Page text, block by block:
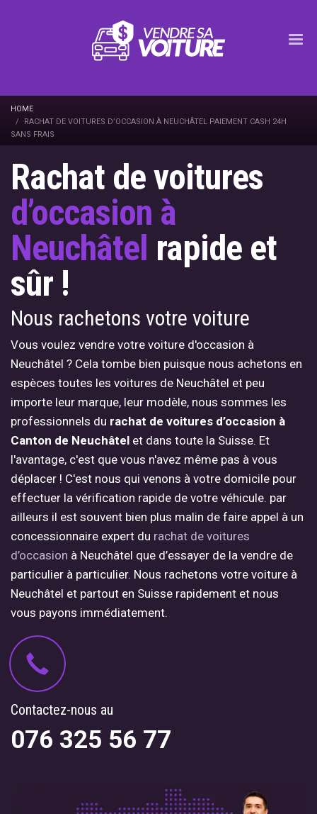
HOME
RACHAT DE VOITURES D’OCCASION À NEUCHÂTEL PAIEMENT CASH 24H
SANS FRAIS‎
Rachat de voitures
d’occasion à
Neuchâtel rapide et
sûr !
Nous rachetons votre voiture
Vous voulez vendre votre voiture d'occasion à
Neuchâtel ? Cela tombe bien puisque nous achetons en
espèces toutes les voitures de Neuchâtel et peu
importe leur marque, leur modèle, nous sommes les
professionnels du rachat de voitures d’occasion à
Canton de Neuchâtel et dans toute la Suisse. Et
l'avantage, c'est que vous n'avez même pas à vous
déplacer ! C'est nous qui venons à votre domicile pour
effectuer la vérification rapide de votre véhicule. par
ailleurs il est souvent bien plus malin de faire appel à un
concessionnaire expert du rachat de voitures
d’occasion à Neuchâtel que d’essayer de la vendre de
particulier à particulier. Nous rachetons votre voiture à
Neuchâtel et partout en Suisse rapidement et nous
vous payons immédiatement.
Contactez-nous au
076 325 56 77